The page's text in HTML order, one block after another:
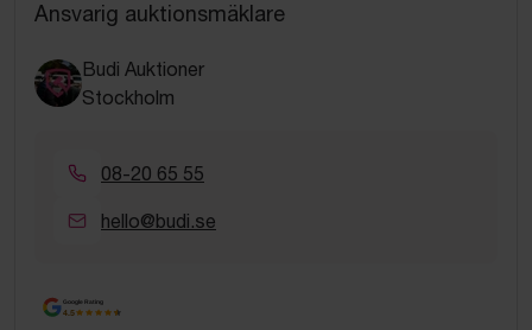
Ansvarig auktionsmäklare
Budi Auktioner
Stockholm
08-20 65 55
hello@budi.se
Google Rating
4.5